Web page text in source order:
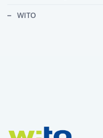
WITO